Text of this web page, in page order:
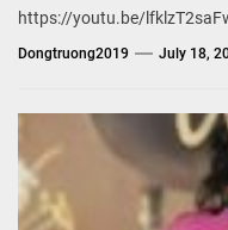
https://youtu.be/
Dongtruong2019 July 18,